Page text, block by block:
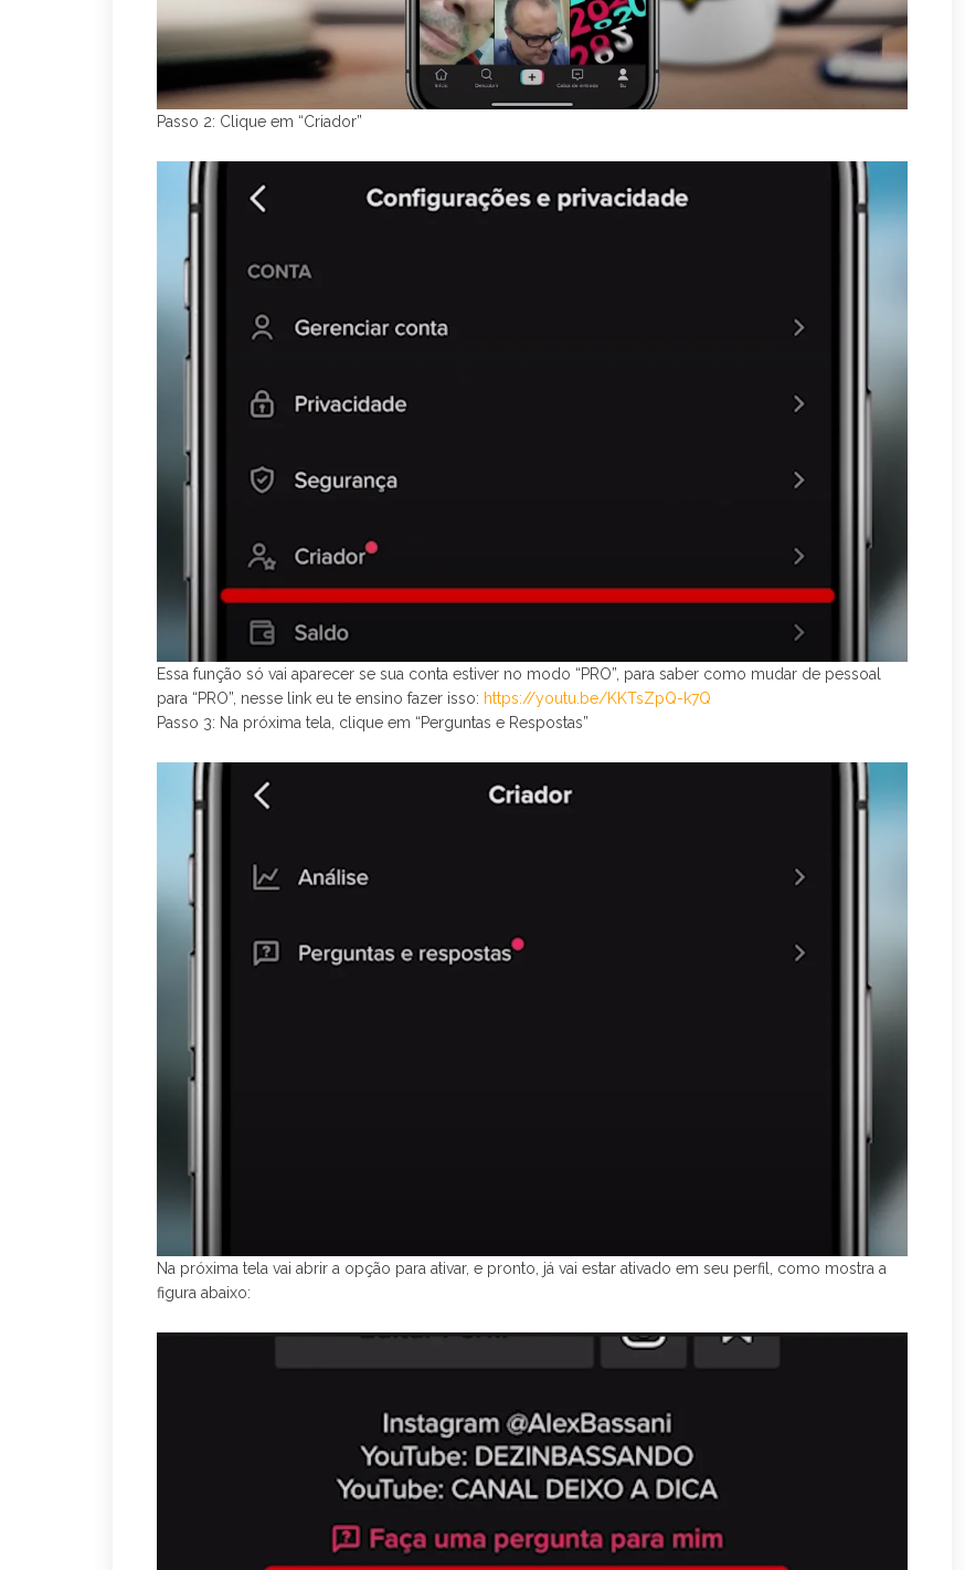
Passo 2: Clique em “Criador”
Essa função só vai aparecer se sua conta estiver no modo “PRO”, para saber como mudar de pessoal
para “PRO”, nesse link eu te ensino fazer isso: https://youtu.be/KKTsZpQ-k7Q
Passo 3: Na próxima tela, clique em “Perguntas e Respostas”
Na próxima tela vai abrir a opção para ativar, e pronto, já vai estar ativado em seu perfil, como mostra a
figura abaixo: